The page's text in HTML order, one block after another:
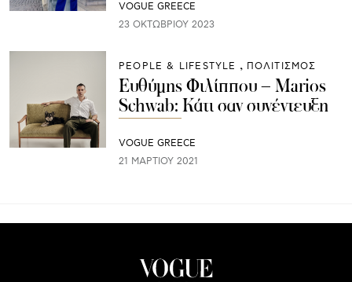
VOGUE GREECE
23 ΟΚΤΩΒΡΊΟΥ 2023
PEOPLE & LIFESTYLE ΠΟΛΙΤΙΣΜΟΣ
Ευθύμης Φιλίππου – Marios
Schwab: Κάτι σαν συνέντευξη
VOGUE GREECE
21 ΜΑΡΤΊΟΥ 2021